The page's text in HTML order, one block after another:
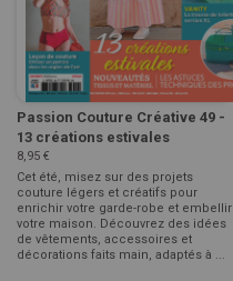
Passion Couture Créative 49 -
13 créations estivales
8,95 €
Cet été, misez sur des projets
couture légers et créatifs pour
enrichir votre garde-robe et embellir
votre maison. Découvrez des idées
de vêtements, accessoires et
décorations faits main, adaptés à ...